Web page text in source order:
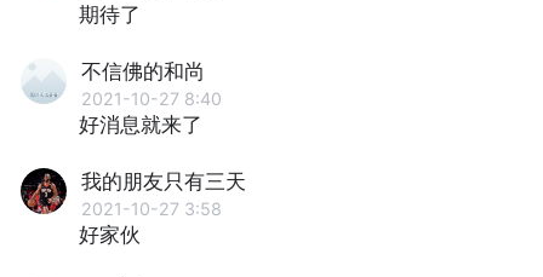
期待了
不信佛的和尚
2021-10-27 8:40
好消息就来了
我的朋友只有三天
2021-10-27 3:58
好家伙